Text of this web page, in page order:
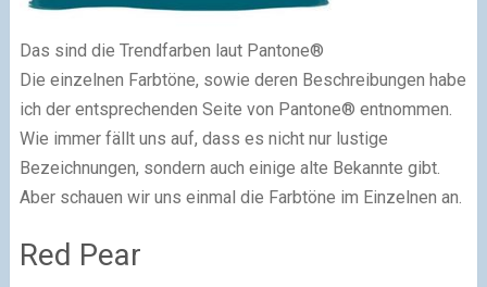
Das sind die Trendfarben laut Pantone®
Die einzelnen Farbtöne, sowie deren Beschreibungen habe
ich der entsprechenden Seite von Pantone® entnommen.
Wie immer fällt uns auf, dass es nicht nur lustige
Bezeichnungen, sondern auch einige alte Bekannte gibt.
Aber schauen wir uns einmal die Farbtöne im Einzelnen an.
Red Pear